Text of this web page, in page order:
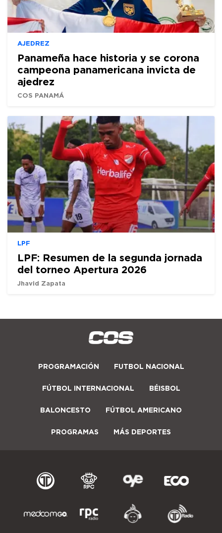
AJEDREZ
Panameña hace historia y se corona
campeona panamericana invicta de
ajedrez
COS PANAMÁ
LPF
LPF: Resumen de la segunda jornada
del torneo Apertura 2026
Jhavid Zapata
PROGRAMACIÓN FUTBOL NACIONAL
FÚTBOL INTERNACIONAL BÉISBOL
BALONCESTO FÚTBOL AMERICANO
PROGRAMAS MÁS DEPORTES